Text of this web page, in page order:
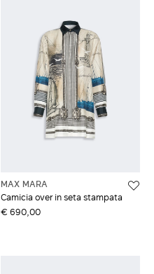
MAX MARA
Camicia over in seta stampata
€ 690,00